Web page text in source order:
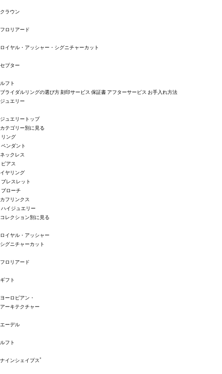
クラウン
フロリアード
ロイヤル・アッシャー・シグニチャーカット
セプター
ルフト
ブライダルリングの選び方刻印サービス 保証書 アフターサービス お手入れ方法
ジュエリー
ジュエリートップ
カテゴリー別に見る
リング
ペンダント
ネックレス
ピアス
イヤリング
ブレスレット
ブローチ
カフリンクス
ハイジュエリー
コレクション別に見る
ロイヤル・アッシャー
シグニチャーカット
フロリアード
ギフト
ヨーロピアン・
アーキテクチャー
エーデル
ルフト
ナインシェイプス®